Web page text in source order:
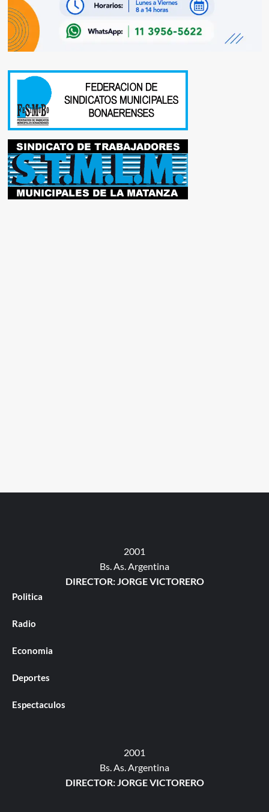
2001
Bs. As. Argentina
DIRECTOR: JORGE VICTORERO
Politica
Radio
Economia
Deportes
Espectaculos
2001
Bs. As. Argentina
DIRECTOR: JORGE VICTORERO